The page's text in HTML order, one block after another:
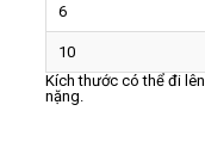
6
10
Kích thước có thể đi lên
nặng.